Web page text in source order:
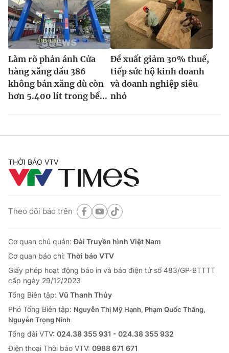
Làm rõ phản ánh Cửa
hàng xăng dầu 386
không bán xăng dù còn
hơn 5.400 lít trong bể...
Đề xuất giảm 30% thuế,
tiếp sức hộ kinh doanh
và doanh nghiệp siêu
nhỏ
THỜI BÁO VTV
Theo dõi báo trên
Cơ quan chủ quản:Đài Truyền hình Việt Nam
Cơ quan báo chí: Thời báo VTV
Giấy phép hoạt động báo in và báo điện tử số 483/GP-BTTTT
cấp ngày 29/12/2023
Tổng Biên tập: Vũ Thanh Thủy
Phó Tổng Biên tập: Nguyễn Thị Mỹ Hạnh, Phạm Quốc Thắng,
Nguyễn Trọng Ninh
Tổng đài VTV: 024.38 355 931 - 024.38 355 932
Ðiện thoại Thời báo VTV: 0988 671 671